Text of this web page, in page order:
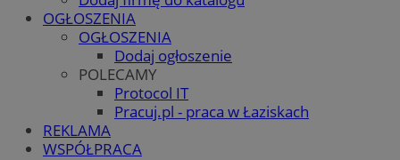
OGŁOSZENIA
OGŁOSZENIA
Dodaj ogłoszenie
POLECAMY
Protocol IT
Pracuj.pl - praca w Łaziskach
REKLAMA
WSPÓŁPRACA